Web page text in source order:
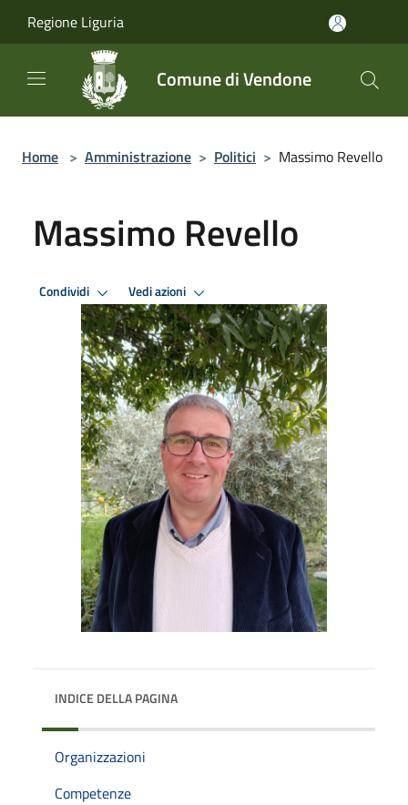
Regione Liguria
Comune di Vendone
Home > Amministrazione > Politici > Massimo Revello
Massimo Revello
Condividi Vedi azioni
INDICE DELLA PAGINA
Organizzazioni
Competenze